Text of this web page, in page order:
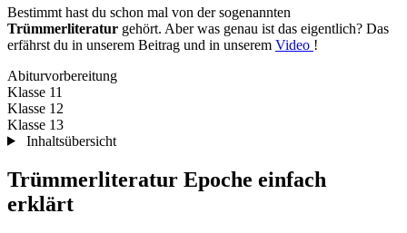
Bestimmt hast du schon mal von der sogenannten
Trümmerliteratur gehört. Aber was genau ist das eigentlich? Das
erfährst du in unserem Beitrag und in unserem Video !
Abiturvorbereitung
Klasse 11
Klasse 12
Klasse 13
Inhaltsübersicht
Trümmerliteratur Epoche einfach
erklärt